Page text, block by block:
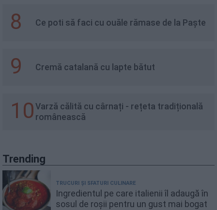
8 Ce poti să faci cu ouăle rămase de la Paște
9 Cremă catalană cu lapte bătut
10 Varză călită cu cârnați - rețeta tradițională
românească
Trending
TRUCURI ȘI SFATURI CULINARE
Ingredientul pe care italienii îl adaugă în
sosul de roșii pentru un gust mai bogat